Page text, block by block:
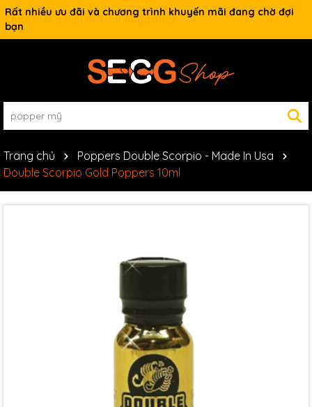
Rất nhiều ưu đãi và chương trình khuyến mãi đang chờ đợi
bạn
Trang chủ
Poppers Double Scorpio - Made In Usa
Double Scorpio Gold Poppers 10ml